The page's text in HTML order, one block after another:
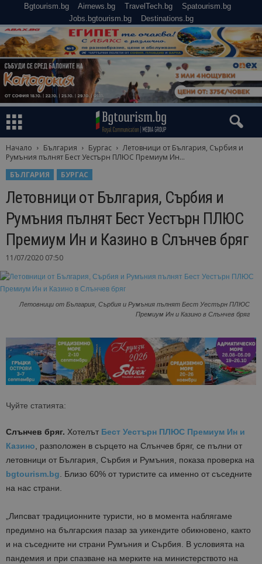
Bgtourism.bg Airnews.bg TravelTech.bg
Spatourism.bg
Jobs.bgtourism.bg
Destinations.bg
Начало България Бургас
Летовници от България, Сърбия и
Румъния пълнят Бест Уестърн ПЛЮС Премиум Ин...
БЪЛГАРИЯ
БУРГАС
Летовници от България, Сърбия и
Румъния пълнят Бест Уестърн ПЛЮС
Премиум Ин и Казино в Слънчев бряг
11/07/2020 07:50
Летовници от България, Сърбия и Румъния пълнят Бест Уестърн ПЛЮС
Премиум Ин и Казино в Слънчев бряг
Чуйте статията:
Слънчев бряг. Хотелът Бест Уестърн ПЛЮС Премиум Ин и
Казино, разположен в сърцето на Слънчев бряг, се пълни от
летовници от България, Сърбия и Румъния, показа проверка на
bgtourism.bg. Близо 60% от туристите са именно от съседните
на нас страни.
„Липсват традиционните туристи, но в момента наблягаме
предимно на българския пазар за уикендите обикновено, както
и на съседните ни страни Румъния и Сърбия. В условията на
пандемия и при спазване на мерките на министерството на